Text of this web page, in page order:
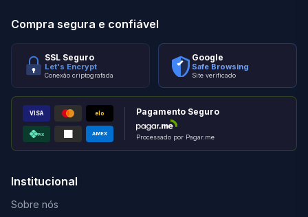
Compra segura e confiável
SSL Seguro
Let's Encrypt
Conexão criptografada
Google
Safe Browsing
Site verificado
VISA elo
PIX AMEX
Pagamento Seguro
Processado por Pagar.me
Institucional
Sobre nós